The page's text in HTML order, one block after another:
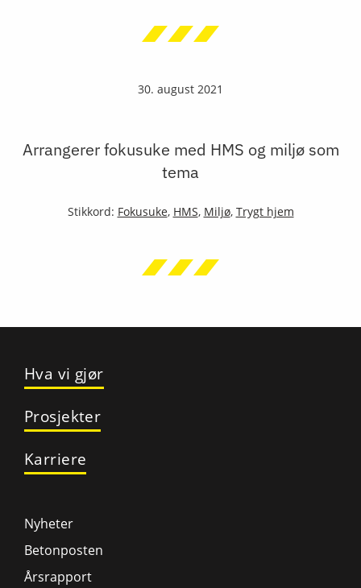
30. august 2021
Arrangerer fokusuke med HMS og miljø som
tema
Stikkord: Fokusuke, HMS, Miljø, Trygt hjem
Hva vi gjør
Prosjekter
Karriere
Nyheter
Betonposten
Årsrapport